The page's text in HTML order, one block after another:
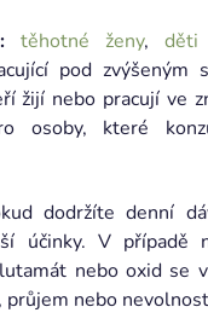
těhotné ženy, děti
pod zvýšeným
žijí nebo pracují ve
osoby, které
dodržíte denní
účinky. V případě
nebo oxid se
nebo